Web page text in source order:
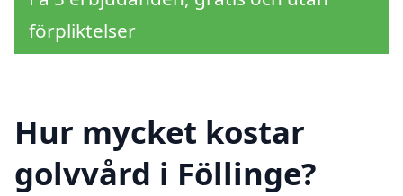
förpliktelser
Hur mycket kostar
golvvård i Föllinge?